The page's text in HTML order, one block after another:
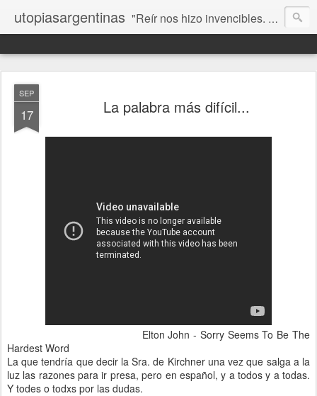
utopiasargentinas "Reír nos hizo invencibles. No como los que siempre ganan, sino como aquellos que no se rinden”. Frida Kahlo
SEP
17 La palabra más difícil...
Elton John - Sorry Seems To Be The
Hardest Word
La que tendría que decir la Sra. de Kirchner una vez que salga a la
luz las razones para ir presa, pero en español, y a todos y a todas.
Y todes o todxs por las dudas.